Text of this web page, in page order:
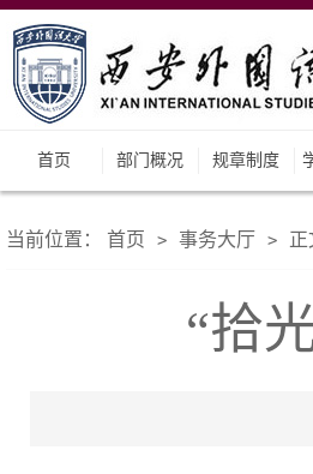
首页 部门概况 规章制度
当前位置： 首页 > 事务大厅 > 正
“拾